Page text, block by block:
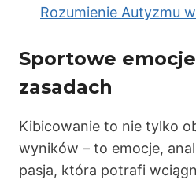
Rozumienie Autyzmu
Sportowe
zasadach
Kibicowanie to nie tylko
wyników – to emocje,
pasja, która potrafi